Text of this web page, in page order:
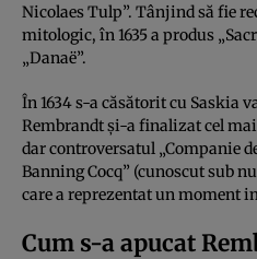
Nicolaes Tulp”. Tânjind să fie
mitologic, în 1635 a produs
„Danaë”.
În 1634 s-a căsătorit cu Saskia
Rembrandt și-a finalizat cel
dar controversatul „Companie
Banning Cocq” (cunoscut sub
care a reprezentat un moment
Cum s-a apucat